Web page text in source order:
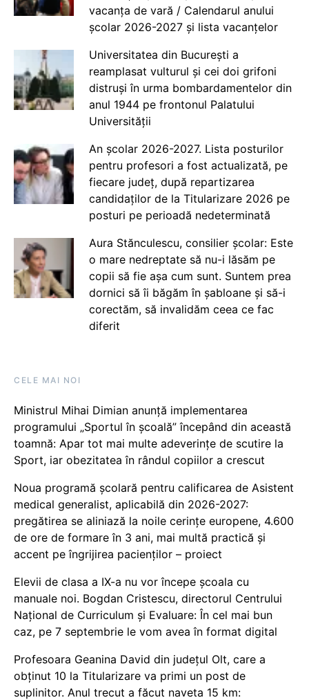
vacanța de vară / Calendarul anului
școlar 2026-2027 și lista vacanțelor
Universitatea din București a
reamplasat vulturul și cei doi grifoni
distruși în urma bombardamentelor din
anul 1944 pe frontonul Palatului
Universității
An școlar 2026-2027. Lista posturilor
pentru profesori a fost actualizată, pe
fiecare județ, după repartizarea
candidaților de la Titularizare 2026 pe
posturi pe perioadă nedeterminată
Aura Stănculescu, consilier școlar: Este
o mare nedreptate să nu-i lăsăm pe
copii să fie așa cum sunt. Suntem prea
dornici să îi băgăm în șabloane și să-i
corectăm, să invalidăm ceea ce fac
diferit
CELE MAI NOI
Ministrul Mihai Dimian anunță implementarea
programului „Sportul în școală” începând din această
toamnă: Apar tot mai multe adeverințe de scutire la
Sport, iar obezitatea în rândul copiilor a crescut
Noua programă școlară pentru calificarea de Asistent
medical generalist, aplicabilă din 2026-2027:
pregătirea se aliniază la noile cerințe europene, 4.600
de ore de formare în 3 ani, mai multă practică și
accent pe îngrijirea pacienților – proiect
Elevii de clasa a IX-a nu vor începe școala cu
manuale noi. Bogdan Cristescu, directorul Centrului
Național de Curriculum și Evaluare: În cel mai bun
caz, pe 7 septembrie le vom avea în format digital
Profesoara Geanina David din județul Olt, care a
obținut 10 la Titularizare va primi un post de
suplinitor. Anul trecut a făcut naveta 15 km: